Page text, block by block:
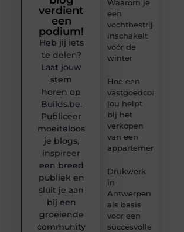
Waarom je
een
inschakelt
vóór de
winter
Hoe een
vastgoedcoach
jou helpt
bij het
verkopen
van een
appartement
Drukwerk
in
Antwerpen
als basis
voor een
succesvolle
verdient
een
podium!
Heb jij iets
te delen?
Laat jouw
stem
horen op
Builds.be.
Publiceer
moeiteloos
je blogs,
inspireer
een breed
publiek en
sluit je aan
bij een
groeiende
community